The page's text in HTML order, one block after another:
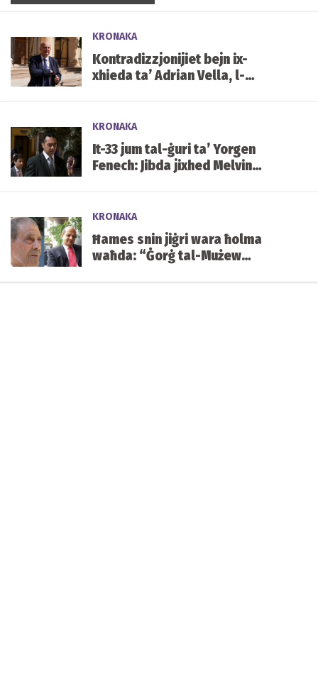
KRONAKA
Kontradizzjonijiet bejn ix-
xhieda ta’ Adrian Vella, l-
KRONAKA
It-33 jum tal-ġuri ta’ Yorgen
Fenech: Jibda jixhed Melvin
KRONAKA
Ħames snin jiġri wara ħolma
waħda: “Ġorġ tal-Mużew